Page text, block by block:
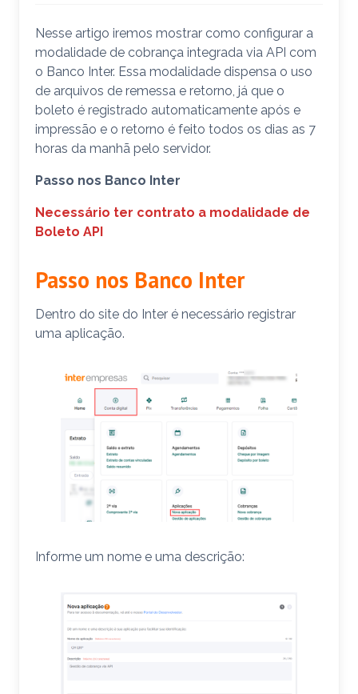
Nesse artigo iremos mostrar como configurar a
modalidade de cobrança integrada via API com
o Banco Inter. Essa modalidade dispensa o uso
de arquivos de remessa e retorno, já que o
boleto é registrado automaticamente após e
impressão e o retorno é feito todos os dias as 7
horas da manhã pelo servidor.
Passo nos Banco Inter
Necessário ter contrato a modalidade de
Boleto API
Passo nos Banco Inter
Dentro do site do Inter é necessário registrar
uma aplicação.
Informe um nome e uma descrição: